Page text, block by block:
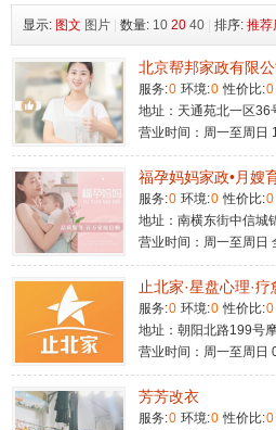
显示: 图文 图片 数量: 10 20 40 排序: 推荐
北京帮邦家政有限公
服务:0 环境:0 性价比:0
地址：天通苑北一区36
营业时间：周一至周日
福孕妈妈家政•月嫂
服务:0 环境:0 性价比:0
地址：南横东街中信城
营业时间：周一至周日
止北家·星盘心理·
服务:0 环境:0 性价比:0
地址：朝阳北路199号
营业时间：周一至周日
芳芳改衣
服务:0 环境:0 性价比:0